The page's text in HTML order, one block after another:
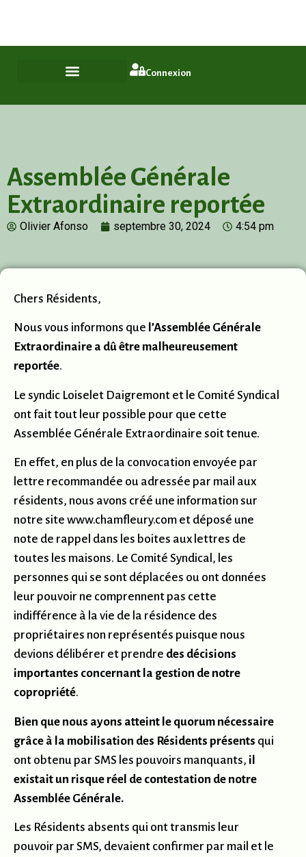
Connexion
Assemblée Générale
Extraordinaire reportée
Olivier Afonso septembre 30, 2024 4:54 pm
Chers Résidents,
Nous vous informons que l’Assemblée Générale
Extraordinaire a dû être malheureusement
reportée.
Le syndic Loiselet Daigremont et le Comité Syndical
ont fait tout leur possible pour que cette
Assemblée Générale Extraordinaire soit tenue.
En effet, en plus de la convocation envoyée par
lettre recommandée ou adressée par mail aux
résidents, nous avons créé une information sur
notre site www.chamfleury.com et déposé une
note de rappel dans les boites aux lettres de
toutes les maisons. Le Comité Syndical, les
personnes qui se sont déplacées ou ont données
leur pouvoir ne comprennent pas cette
indifférence à la vie de la résidence des
propriétaires non représentés puisque nous
devions délibérer et prendre des décisions
importantes concernant la gestion de notre
copropriété.
Bien que nous ayons atteint le quorum nécessaire
grâce à la mobilisation des Résidents présents qui
ont obtenu par SMS les pouvoirs manquants, il
existait un risque réel de contestation de notre
Assemblée Générale.
Les Résidents absents qui ont transmis leur
pouvoir par SMS, devaient confirmer par mail et le